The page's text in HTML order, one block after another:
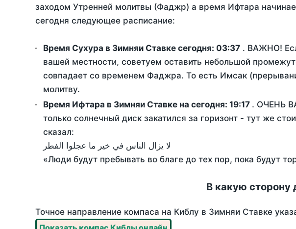
заходом Утренней молитвы (Фаджр) а время Ифтара
сегодня следующее расписание:
Время Сухура в Зимняи Ставке сегодня: 03:37 . ВАЖНО!
вашей местности, советуем оставить небольшой
совпадает со временем Фаджра. То есть Имсак
молитву.
Время Ифтара в Зимняи Ставке на сегодня: 19:17 . ОЧЕНЬ
только солнечный диск закатился за горизонт - тут же
сказал:
لا يزال الناس في خير ما عجلوا الفطر
«Люди будут пребывать во благе до тех пор, пока будут
В какую сторону
Точное направление компаса на Киблу в Зимняи Ставке